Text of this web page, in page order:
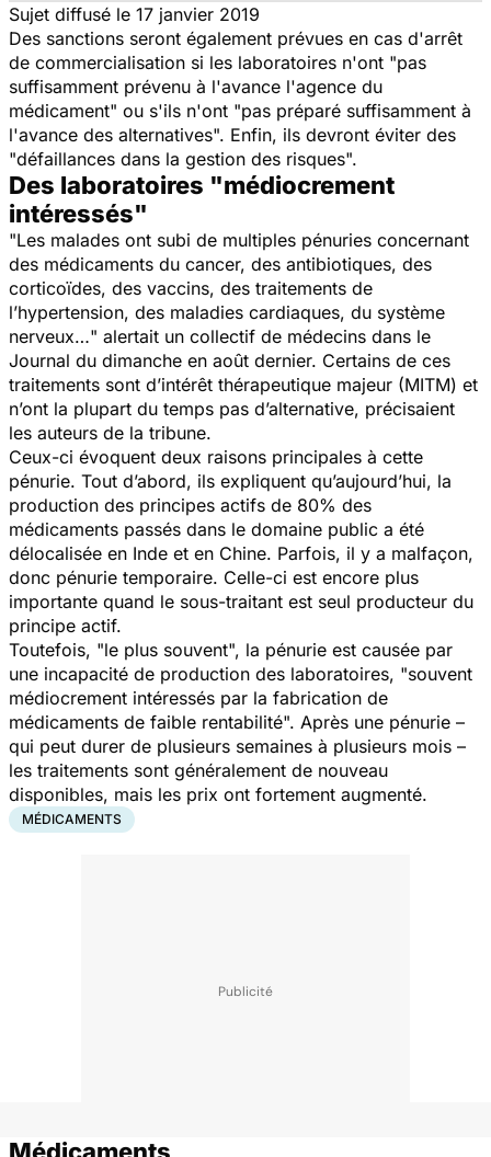
Sujet diffusé le 17 janvier 2019
Des sanctions seront également prévues en cas d'arrêt
de commercialisation si les laboratoires n'ont "pas
suffisamment prévenu à l'avance l'agence du
médicament" ou s'ils n'ont "pas préparé suffisamment à
l'avance des alternatives". Enfin, ils devront éviter des
"défaillances dans la gestion des risques".
Des laboratoires "médiocrement
intéressés"
"Les malades ont subi de multiples pénuries concernant
des médicaments du cancer, des antibiotiques, des
corticoïdes, des vaccins, des traitements de
l’hypertension, des maladies cardiaques, du système
nerveux…" alertait un collectif de médecins dans le
Journal du dimanche en août dernier. Certains de ces
traitements sont d’intérêt thérapeutique majeur (MITM) et
n’ont la plupart du temps pas d’alternative, précisaient
les auteurs de la tribune.
Ceux-ci évoquent deux raisons principales à cette
pénurie. Tout d’abord, ils expliquent qu’aujourd’hui, la
production des principes actifs de 80% des
médicaments passés dans le domaine public a été
délocalisée en Inde et en Chine. Parfois, il y a malfaçon,
donc pénurie temporaire. Celle-ci est encore plus
importante quand le sous-traitant est seul producteur du
principe actif.
Toutefois, "le plus souvent", la pénurie est causée par
une incapacité de production des laboratoires, "souvent
médiocrement intéressés par la fabrication de
médicaments de faible rentabilité". Après une pénurie –
qui peut durer de plusieurs semaines à plusieurs mois –
les traitements sont généralement de nouveau
disponibles, mais les prix ont fortement augmenté.
MÉDICAMENTS